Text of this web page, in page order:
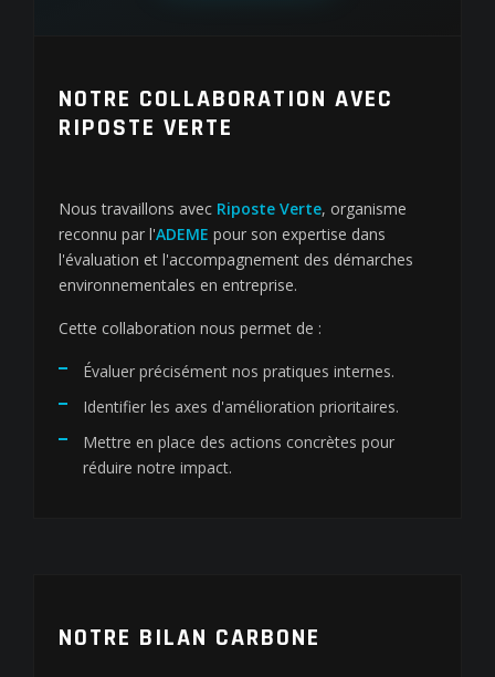
NOTRE COLLABORATION AVEC
RIPOSTE VERTE
Nous travaillons avec Riposte Verte, organisme
reconnu par l'ADEME pour son expertise dans
l'évaluation et l'accompagnement des démarches
environnementales en entreprise.
Cette collaboration nous permet de :
Évaluer précisément nos pratiques internes.
Identifier les axes d'amélioration prioritaires.
Mettre en place des actions concrètes pour
réduire notre impact.
NOTRE BILAN CARBONE